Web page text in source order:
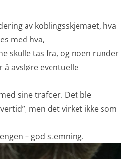
av koblingsskjemaet, hva
med hva,
skulle tas fra, og noen runder
å avsløre eventuelle
sine trafoer. Det ble
men det virket ikke som
– god stemning.